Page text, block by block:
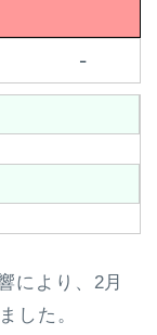
-
により、2月
した。